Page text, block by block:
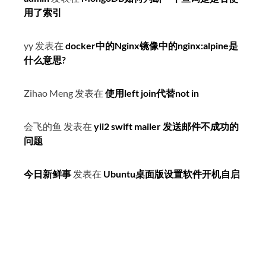
用了索引
yy 发表在 docker中的Nginx镜像中的nginx:alpine是
什么意思?
Zihao Meng 发表在 使用left join代替not in
会飞的鱼 发表在 yii2 swift mailer 发送邮件不成功的
问题
今日新鲜事 发表在 Ubuntu桌面版设置软件开机自启